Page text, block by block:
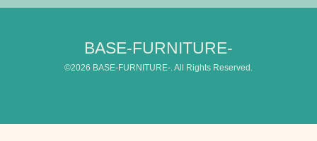
BASE-FURNITURE-
©2026 BASE-FURNITURE-. All Rights Reserved.